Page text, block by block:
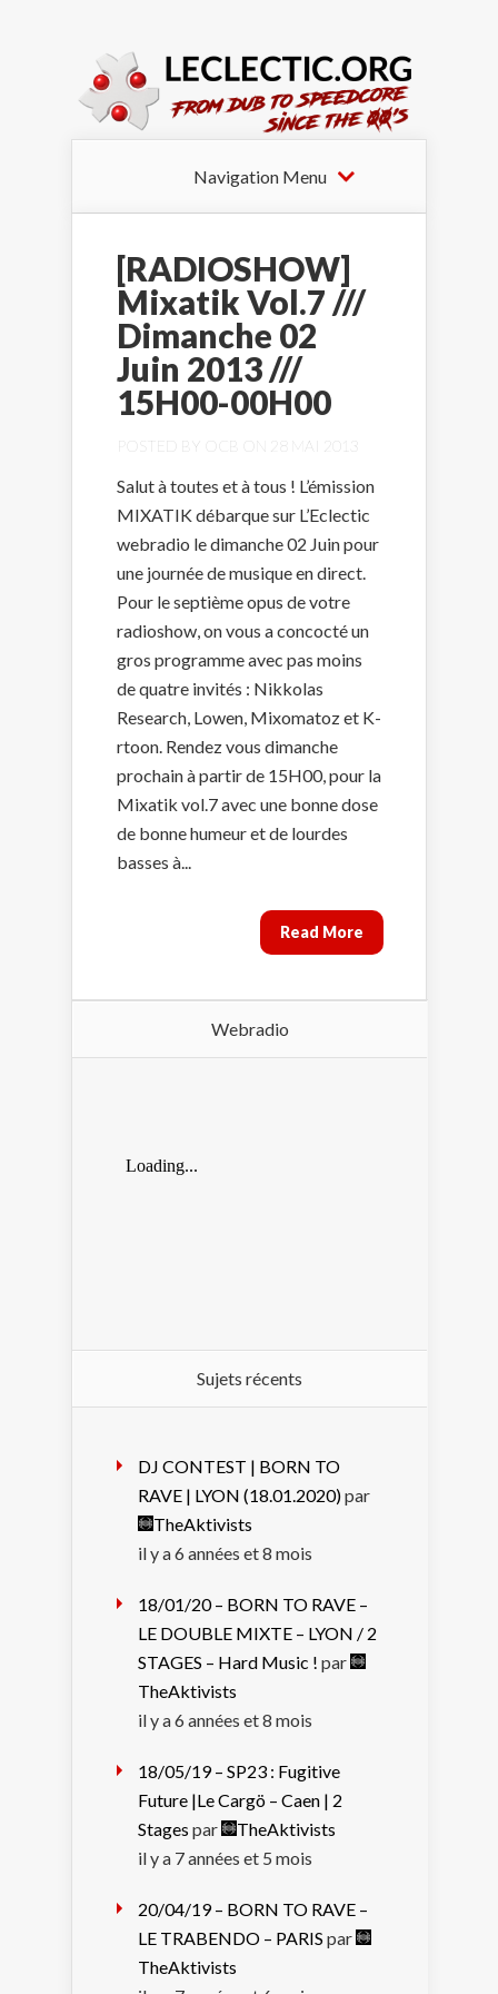
Navigation Menu
[RADIOSHOW]
Mixatik Vol.7 ///
Dimanche 02
Juin 2013 ///
15H00-00H00
POSTED BY OCB ON 28 MAI 2013
Salut à toutes et à tous ! L’émission
MIXATIK débarque sur L’Eclectic
webradio le dimanche 02 Juin pour
une journée de musique en direct.
Pour le septième opus de votre
radioshow, on vous a concocté un
gros programme avec pas moins
de quatre invités : Nikkolas
Research, Lowen, Mixomatoz et K-
rtoon. Rendez vous dimanche
prochain à partir de 15H00, pour la
Mixatik vol.7 avec une bonne dose
de bonne humeur et de lourdes
basses à...
Read More
Webradio
Sujets récents
DJ CONTEST | BORN TO
RAVE | LYON (18.01.2020)par
TheAktivists
il y a 6 années et 8 mois
18/01/20 – BORN TO RAVE –
LE DOUBLE MIXTE – LYON / 2
STAGES – Hard Music ! par
TheAktivists
il y a 6 années et 8 mois
18/05/19 – SP23 : Fugitive
Future |Le Cargö – Caen | 2
Stages par
TheAktivists
il y a 7 années et 5 mois
20/04/19 – BORN TO RAVE –
LE TRABENDO – PARIS par
TheAktivists